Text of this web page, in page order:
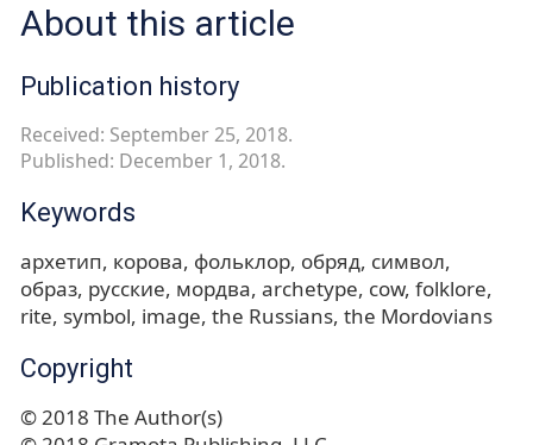
About this article
Publication history
Received: September 25, 2018.
Published: December 1, 2018.
Keywords
архетип корова фольклор обряд символ
образ русские мордва archetype cow folklore
rite symbol image the Russians the Mordovians
Copyright
© 2018 The Author(s)